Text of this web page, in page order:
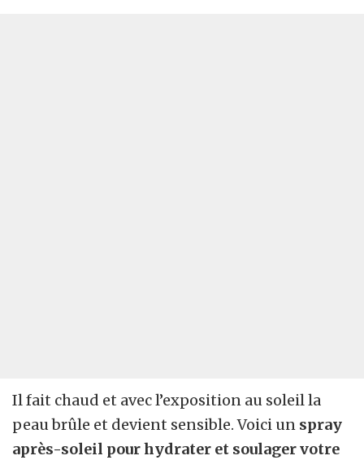
Il fait chaud et avec l’exposition au soleil la
peau brûle et devient sensible. Voici un spray
après-soleil pour hydrater et soulager votre